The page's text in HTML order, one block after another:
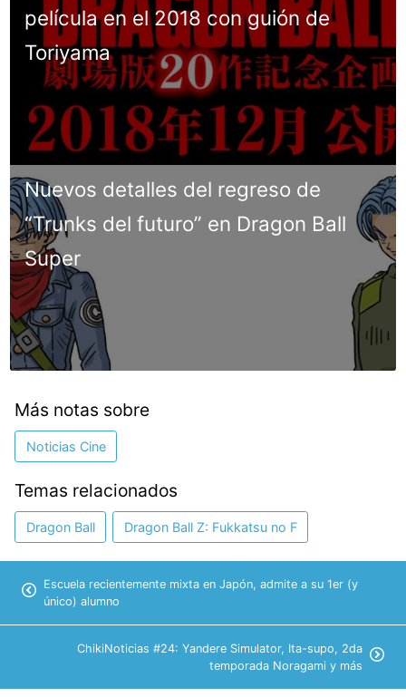
película en el 2018 con guión de
Toriyama
Nuevos detalles del regreso de
“Trunks del futuro” en Dragon Ball
Super
Más notas sobre
Noticias Cine
Temas relacionados
Dragon Ball Dragon Ball Z: Fukkatsu no F
Escuela recientemente mixta en Japón, admite a su 1er (y
único) alumno
ChikiNoticias #24: Yandere Simulator, Ita-supo, 2da
temporada Noragami y más